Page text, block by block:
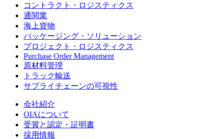
コントラクト・ロジスティクス
通関業
海上貨物
パッケージング・ソリューション
プロジェクト・ロジスティクス
Purchase Order Management
原材料管理
トラック輸送
サプライチェーンの可視性
会社紹介
OIAについて
受賞と認定・証明書
採用情報